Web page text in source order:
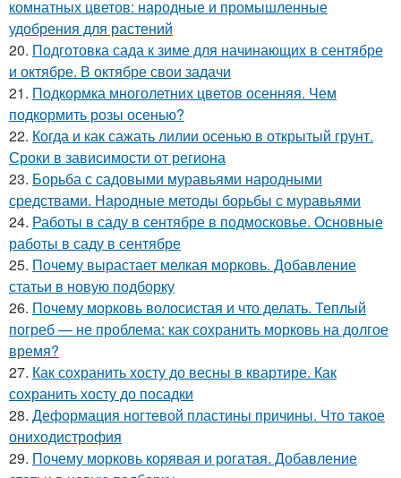
комнатных цветов: народные и промышленные
удобрения для растений
20. Подготовка сада к зиме для начинающих в сентябре
и октябре. В октябре свои задачи
21. Подкормка многолетних цветов осенняя. Чем
подкормить розы осенью?
22. Когда и как сажать лилии осенью в открытый грунт.
Сроки в зависимости от региона
23. Борьба с садовыми муравьями народными
средствами. Народные методы борьбы с муравьями
24. Работы в саду в сентябре в подмосковье. Основные
работы в саду в сентябре
25. Почему вырастает мелкая морковь. Добавление
статьи в новую подборку
26. Почему морковь волосистая и что делать. Теплый
погреб — не проблема: как сохранить морковь на долгое
время?
27. Как сохранить хосту до весны в квартире. Как
сохранить хосту до посадки
28. Деформация ногтевой пластины причины. Что такое
ониходистрофия
29. Почему морковь корявая и рогатая. Добавление